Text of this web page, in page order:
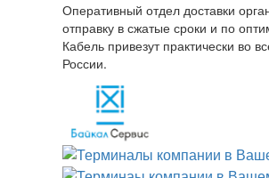
Оперативный отдел доставки
отправку в сжатые сроки и по
Кабель привезут практически во
России.